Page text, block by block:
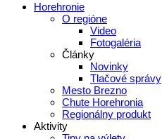
Horehronie
O regióne
Video
Fotogaléria
Články
Novinky
Tlačové správy
Mesto Brezno
Chute Horehronia
Regionálny produkt
Aktivity